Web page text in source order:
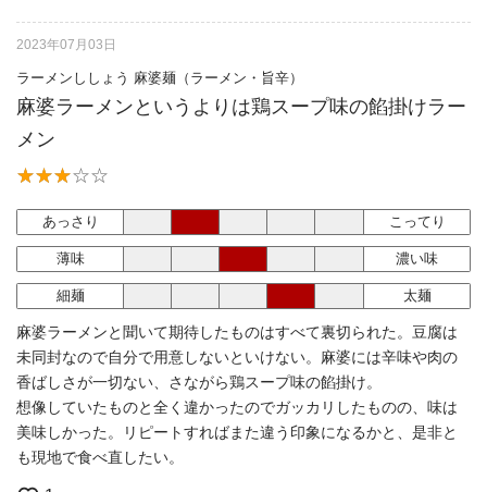
2023年07月03日
ラーメンししょう 麻婆麺（ラーメン・旨辛）
麻婆ラーメンというよりは鶏スープ味の餡掛けラー
メン
あっさり こってり
薄味 濃い味
細麺 太麺
麻婆ラーメンと聞いて期待したものはすべて裏切られた。豆腐は
未同封なので自分で用意しないといけない。麻婆には辛味や肉の
香ばしさが一切ない、さながら鶏スープ味の餡掛け。
想像していたものと全く違かったのでガッカリしたものの、味は
美味しかった。リピートすればまた違う印象になるかと、是非と
も現地で食べ直したい。